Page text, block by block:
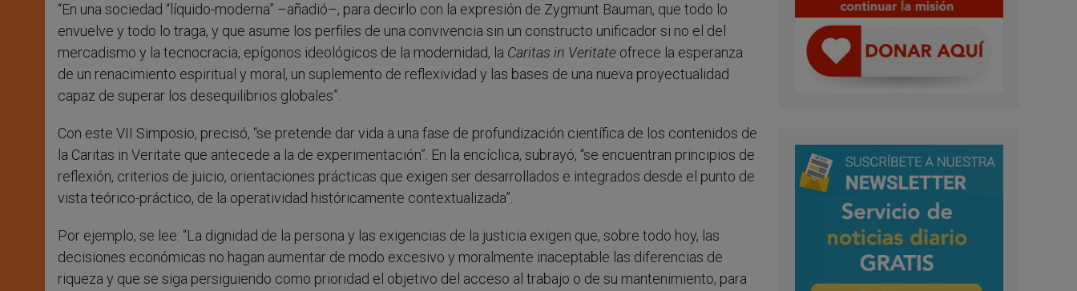
“En una sociedad “líquido-moderna” –añadió–, para decirlo con la expresión de Zygmunt Bauman, que todo lo
envuelve y todo lo traga, y que asume los perfiles de una convivencia sin un constructo unificador si no el del
mercadismo y la tecnocracia, epígonos ideológicos de la modernidad, la Caritas in Veritate ofrece la esperanza
de un renacimiento espiritual y moral, un suplemento de reflexividad y las bases de una nueva proyectualidad
capaz de superar los desequilibrios globales”.
Con este VII Simposio, precisó, “se pretende dar vida a una fase de profundización científica de los contenidos de
la Caritas in Veritate que antecede a la de experimentación”. En la encíclica, subrayó, “se encuentran principios de
reflexión, criterios de juicio, orientaciones prácticas que exigen ser desarrollados e integrados desde el punto de
vista teórico-práctico, de la operatividad históricamente contextualizada”.
Por ejemplo, se lee: “La dignidad de la persona y las exigencias de la justicia exigen que, sobre todo hoy, las
decisiones económicas no hagan aumentar de modo excesivo y moralmente inaceptable las diferencias de
riqueza y que se siga persiguiendo como prioridad el objetivo del acceso al trabajo o de su mantenimiento, para